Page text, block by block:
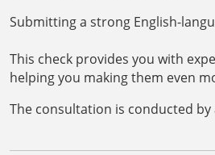
Submitting a strong English-
This check provides you with
helping you making them even
The consultation is conducted